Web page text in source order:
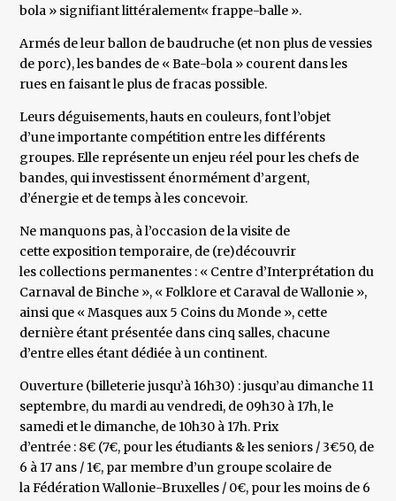
bola » signifiant littéralement« frappe-balle ».
Armés de leur ballon de baudruche (et non plus de vessies
de porc), les bandes de « Bate-bola » courent dans les
rues en faisant le plus de fracas possible.
Leurs déguisements, hauts en couleurs, font l’objet
d’une importante compétition entre les différents
groupes. Elle représente un enjeu réel pour les chefs de
bandes, qui investissent énormément d’argent,
d’énergie et de temps à les concevoir.
Ne manquons pas, à l’occasion de la visite de
cette exposition temporaire, de (re)découvrir
les collections permanentes : « Centre d’Interprétation du
Carnaval de Binche », « Folklore et Caraval de Wallonie »,
ainsi que « Masques aux 5 Coins du Monde », cette
dernière étant présentée dans cinq salles, chacune
d’entre elles étant dédiée à un continent.
Ouverture (billeterie jusqu’à 16h30) : jusqu’au dimanche 11
septembre, du mardi au vendredi, de 09h30 à 17h, le
samedi et le dimanche, de 10h30 à 17h. Prix
d’entrée : 8€ (7€, pour les étudiants & les seniors / 3€50, de
6 à 17 ans / 1€, par membre d’un groupe scolaire de
la Fédération Wallonie-Bruxelles / 0€, pour les moins de 6